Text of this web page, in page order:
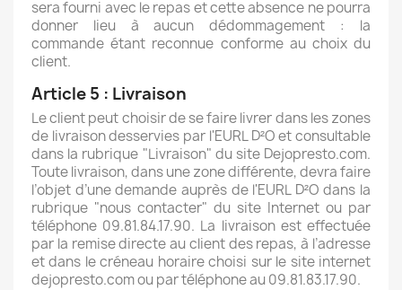
sera fourni avec le repas et cette absence ne pourra
donner lieu à aucun dédommagement : la
commande étant reconnue conforme au choix du
client.
Article 5 : Livraison
Le client peut choisir de se faire livrer dans les zones
de livraison desservies par l'EURL D²O et consultable
dans la rubrique "Livraison" du site Dejopresto.com.
Toute livraison, dans une zone différente, devra faire
l’objet d’une demande auprès de l'EURL D²O dans la
rubrique "nous contacter" du site Internet ou par
téléphone 09.81.84.17.90. La livraison est effectuée
par la remise directe au client des repas, à l’adresse
et dans le créneau horaire choisi sur le site internet
dejopresto.com ou par téléphone au 09.81.83.17.90.